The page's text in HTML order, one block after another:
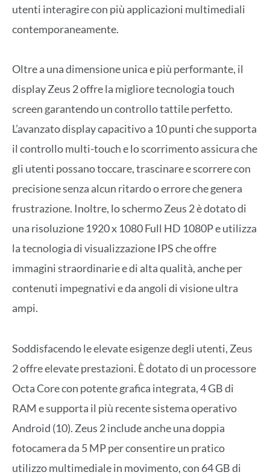
utenti interagire con più applicazioni multimediali
contemporaneamente.
Oltre a una dimensione unica e più performante, il
display Zeus 2 offre la migliore tecnologia touch
screen garantendo un controllo tattile perfetto.
L’avanzato display capacitivo a 10 punti che supporta
il controllo multi-touch e lo scorrimento assicura che
gli utenti possano toccare, trascinare e scorrere con
precisione senza alcun ritardo o errore che genera
frustrazione. Inoltre, lo schermo Zeus 2 è dotato di
una risoluzione 1920 x 1080 Full HD 1080P e utilizza
la tecnologia di visualizzazione IPS che offre
immagini straordinarie e di alta qualità, anche per
contenuti impegnativi e da angoli di visione ultra
ampi.
Soddisfacendo le elevate esigenze degli utenti, Zeus
2 offre elevate prestazioni. È dotato di un processore
Octa Core con potente grafica integrata, 4 GB di
RAM e supporta il più recente sistema operativo
Android (10). Zeus 2 include anche una doppia
fotocamera da 5 MP per consentire un pratico
utilizzo multimediale in movimento, con 64 GB di